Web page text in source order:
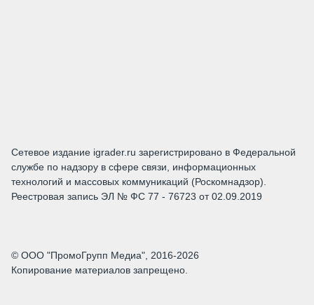
Сетевое издание igrader.ru зарегистрировано в Федеральной
службе по надзору в сфере связи, информационных
технологий и массовых коммуникаций (Роскомнадзор).
Реестровая запись ЭЛ № ФС 77 - 76723 от 02.09.2019
© ООО "ПромоГрупп Медиа", 2016-2026
Копирование материалов запрещено.